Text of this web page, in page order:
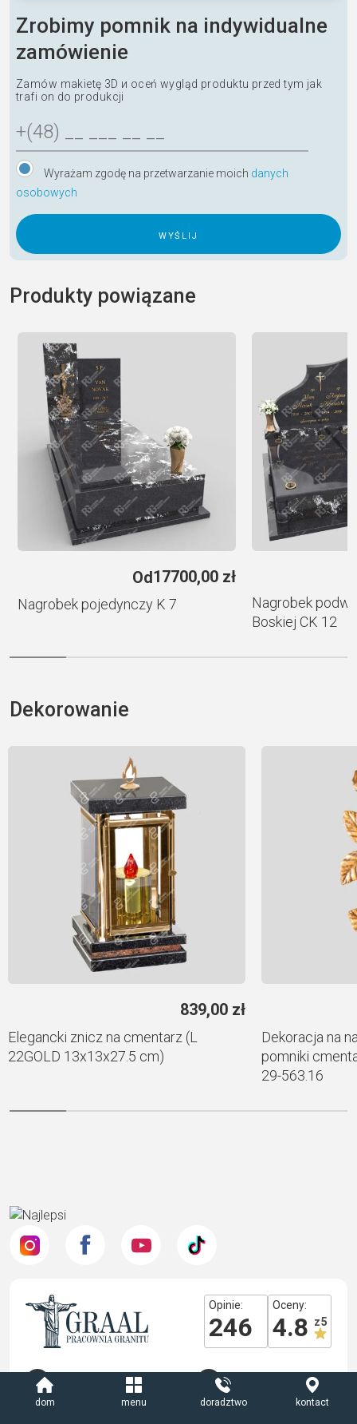
dom menu doradztwo kontact
Zrobimy pomnik na indywidualne
zamówienie
Zamów makietę 3D и oceń wygląd produktu przed tym jak
trafi on do produkcji
Wyrażam zgodę na przetwarzanie moich danych
osobowych
A
t
r
Produkty powiązane
Od17700,00 zł
Nagrobek pojedynczy K 7
Nagrobek
Boskiej CK 12
Dekorowanie
839,00 zł
Elegancki znicz na cmentarz (L
22GOLD 13x13x27.5 cm)
Dekoracja na
pomniki
29-563.16
Opinie:
246
Oceny:
4.8 z 5
+48519442716
+48510200211
info@nagrobki-pg.pl